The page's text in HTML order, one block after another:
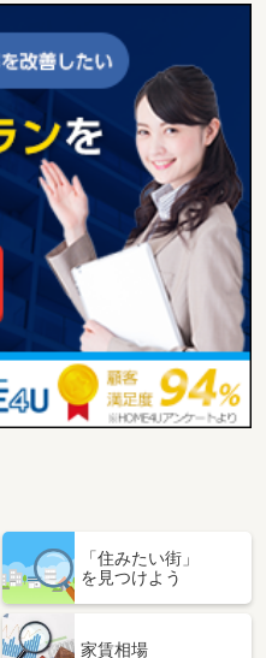
「住みたい街」
を見つけよう
家賃相場